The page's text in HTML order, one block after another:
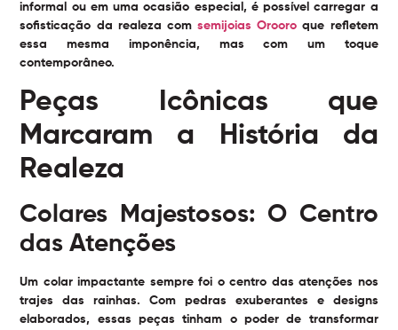
informal ou em uma ocasião especial, é possível carregar a
sofisticação da realeza comsemijoias Orooro que refletem
essa mesma imponência, mas com um toque
contemporâneo.
Peças Icônicas que
Marcaram a História da
Realeza
Colares Majestosos: O Centro
das Atenções
Um colar impactante sempre foi o centro das atenções nos
trajes das rainhas. Com pedras exuberantes e designs
elaborados, essas peças tinham o poder de transformar